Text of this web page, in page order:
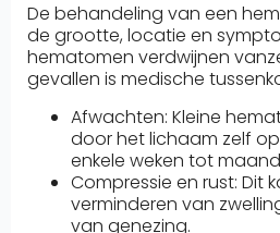
De behandeling van een
de grootte, locatie en
hematomen verdwijnen
gevallen is medische
Afwachten: Kleine
door het lichaam zelf
enkele weken tot
Compressie en rust: Dit
verminderen van
van genezing.